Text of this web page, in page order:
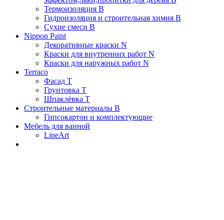
Термоизоляция В
Гидроизоляция и строительная химия В
Сухие смеси B
Nippon Paint
Декоративные краски N
Краски для внутренних работ N
Краски для наружных работ N
Terraco
Фасад Т
Грунтовка T
Шпаклёвка T
Строительные материалы В
Гипсокартон и комплектующие
Мебель для ванной
LineArt